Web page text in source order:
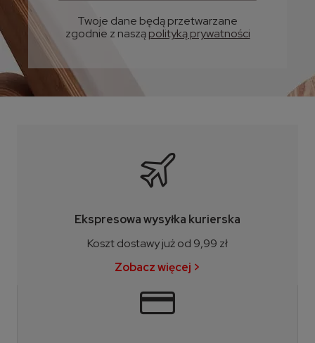
Twoje dane będą przetwarzane
zgodnie z nasząpolityką prywatności
Ekspresowa wysyłka kurierska
Koszt dostawy już od 9,99 zł
Zobacz więcej >